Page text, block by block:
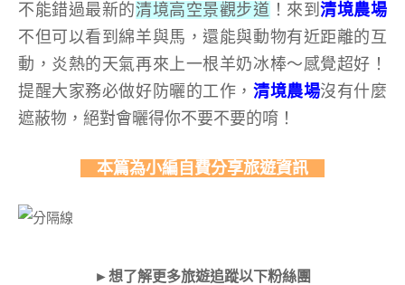
不能錯過最新的清境高空景觀步道 ！來到清境農場
不但可以看到綿羊與馬，還能與動物有近距離的互
動，炎熱的天氣再來上一根羊奶冰棒～感覺超好！
提醒大家務必做好防曬的工作， 清境農場沒有什麼
遮蔽物，絕對會曬得你不要不要的唷！
本篇為小編自費分享旅遊資訊
►想了解更多旅遊追蹤以下粉絲團